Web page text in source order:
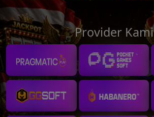
Provider Kami